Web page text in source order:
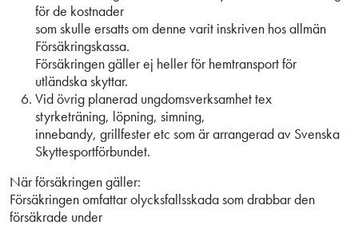
för de kostnader
som skulle ersatts om denne varit inskriven hos allmän
Försäkringskassa.
Försäkringen gäller ej heller för hemtransport för
utländska skyttar.
Vid övrig planerad ungdomsverksamhet tex
styrketräning, löpning, simning,
innebandy, grillfester etc som är arrangerad av Svenska
Skyttesportförbundet.
När försäkringen gäller:
Försäkringen omfattar olycksfallsskada som drabbar den
försäkrade under